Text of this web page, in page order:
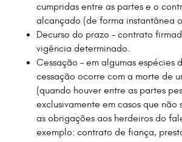
cumpridas entre as partes e o
alcançado (de forma instantânea
Decurso do prazo – contrato
vigência determinado.
Cessação – em algumas espécies
cessação ocorre com a morte de
(quando houver entre as partes
exclusivamente em casos que não
as obrigações aos herdeiros do
exemplo: contrato de fiança,